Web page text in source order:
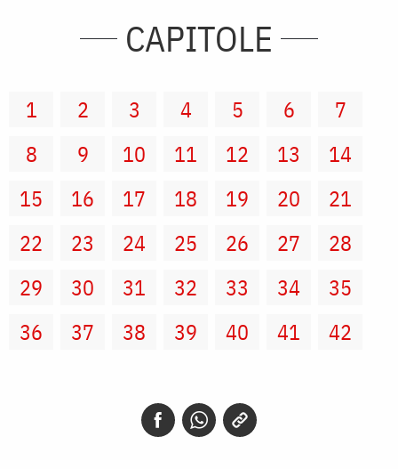
CAPITOLE
1 2 3 4 5 6
7
8
9 10 11 12 13
14
15
16 17 18 19 20
21
22
23 24 25 26 27
28
29
30 31 32 33 34
35
36
37 38 39 40 41 42